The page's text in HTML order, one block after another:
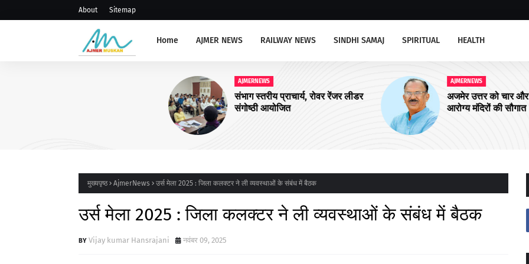
About Sitemap
Home AJMER NEWS RAILWAY NEWS SINDHI SAMAJ SPIRITUAL HEALTH
AJMERNEWS
संभाग स्तरीय प्राचार्य, रोवर रेंजर लीडर
संगोष्ठी आयोजित
AJMERNEWS
अजमेर उत्तर को चार और आयुष्मान शहरी
आरोग्य मंदिरों की सौगात
मुख्यपृष्ठ AjmerNews उर्स मेला 2025 : जिला कलक्टर ने ली व्यवस्थाओं के संबंध में बैठक
उर्स मेला 2025 : जिला कलक्टर ने ली व्यवस्थाओं के संबंध में बैठक
Vijay kumar Hansrajani नवंबर 09, 2025